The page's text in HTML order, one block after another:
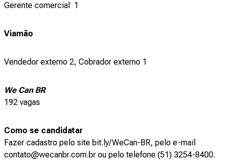
Gerente comercial 1
Viamão
Vendedor externo 2, Cobrador externo 1
We Can BR
192 vagas
Como se candidatar
Fazer cadastro pelo site bit.ly/WeCan-BR, pelo e-mail
contato@wecanbr.com.br ou pelo telefone (51) 3254-8400.